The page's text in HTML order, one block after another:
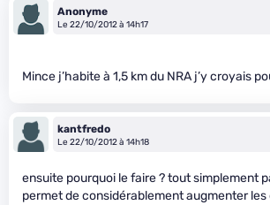
Anonyme
Le 22/10/2012 à 14h17
Mince j’habite à 1,5 km du NRA j’y croyais
kantfredo
Le 22/10/2012 à 14h18
ensuite pourquoi le faire ? tout simplement
permet de considérablement augmenter les